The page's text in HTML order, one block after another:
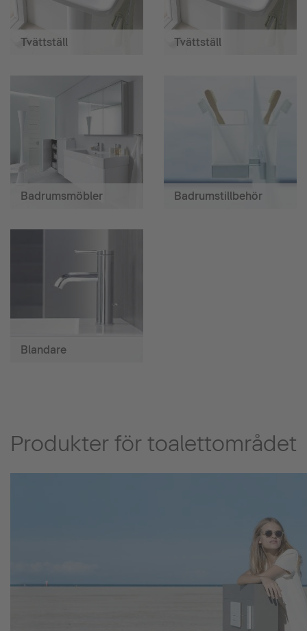
Tvättställ Tvättställ
Badrumsmöbler Badrumstillbehör
Blandare
Produkter för toalettområdet